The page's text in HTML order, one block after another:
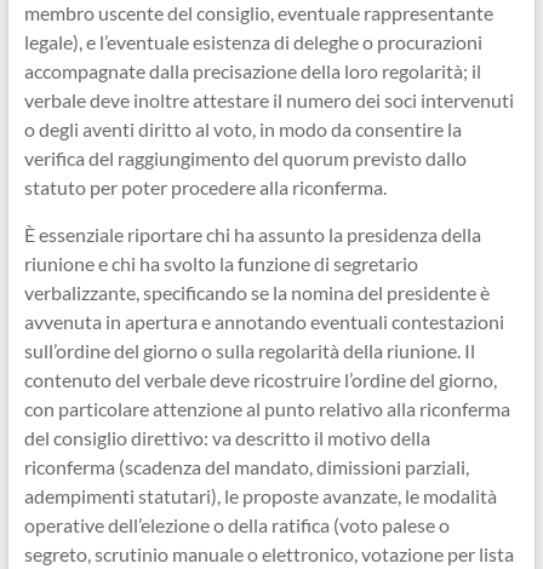
membro uscente del consiglio, eventuale rappresentante
legale), e l’eventuale esistenza di deleghe o procurazioni
accompagnate dalla precisazione della loro regolarità; il
verbale deve inoltre attestare il numero dei soci intervenuti
o degli aventi diritto al voto, in modo da consentire la
verifica del raggiungimento del quorum previsto dallo
statuto per poter procedere alla riconferma.
È essenziale riportare chi ha assunto la presidenza della
riunione e chi ha svolto la funzione di segretario
verbalizzante, specificando se la nomina del presidente è
avvenuta in apertura e annotando eventuali contestazioni
sull’ordine del giorno o sulla regolarità della riunione. Il
contenuto del verbale deve ricostruire l’ordine del giorno,
con particolare attenzione al punto relativo alla riconferma
del consiglio direttivo: va descritto il motivo della
riconferma (scadenza del mandato, dimissioni parziali,
adempimenti statutari), le proposte avanzate, le modalità
operative dell’elezione o della ratifica (voto palese o
segreto, scrutinio manuale o elettronico, votazione per lista